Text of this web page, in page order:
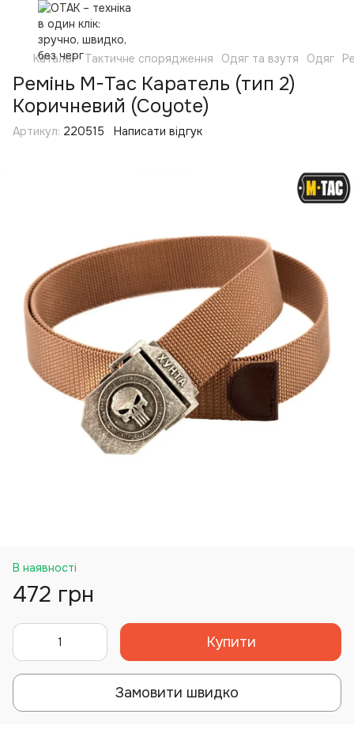
Каталог Тактичне спорядження Одяг та взутя Одяг
Ремінь M-Tac Каратель (тип 2)
Коричневий (Coyote)
Артикул: 220515 Написати відгук
В наявності
472 грн
Купити
Замовити швидко